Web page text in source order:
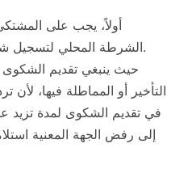
أولاً، يجب على
الشرطة المحلي لتسجيل شكوى بشكل رسمي.
حيث ينبغي تقديم
التأخير أو المماطلة فيها، لأن
في تقديم الشكوى لمدة تزيد
إلى رفض الجهة المعنية